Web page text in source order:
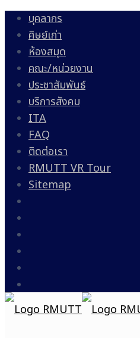
บุคลากร
ศิษย์เก่า
ห้องสมุด
คณะ/หน่วยงาน
ประชาสัมพันธ์
บริการสังคม
ITA
FAQ
ติดต่อเรา
RMUTT VR Tour
Sitemap